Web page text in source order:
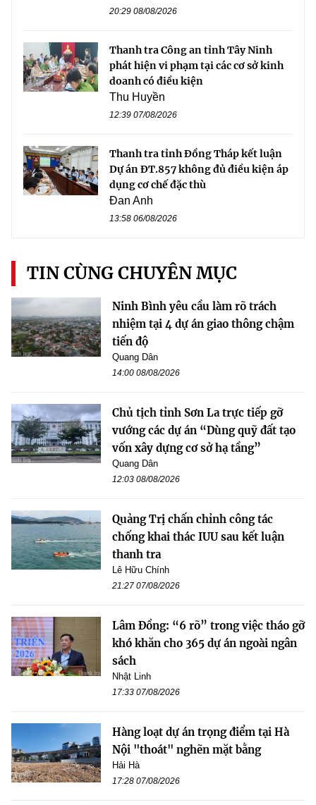
20:29 08/08/2026
Thanh tra Công an tỉnh Tây Ninh
phát hiện vi phạm tại các cơ sở kinh
doanh có điều kiện
Thu Huyền
12:39 07/08/2026
Thanh tra tỉnh Đồng Tháp kết luận
Dự án ĐT.857 không đủ điều kiện áp
dụng cơ chế đặc thù
Đan Anh
13:58 06/08/2026
TIN CÙNG CHUYÊN MỤC
Ninh Bình yêu cầu làm rõ trách
nhiệm tại 4 dự án giao thông chậm
tiến độ
Quang Dân
14:00 08/08/2026
Chủ tịch tỉnh Sơn La trực tiếp gỡ
vướng các dự án “Dùng quỹ đất tạo
vốn xây dựng cơ sở hạ tầng”
Quang Dân
12:03 08/08/2026
Quảng Trị chấn chỉnh công tác
chống khai thác IUU sau kết luận
thanh tra
Lê Hữu Chính
21:27 07/08/2026
Lâm Đồng: “6 rõ” trong việc tháo gỡ
khó khăn cho 365 dự án ngoài ngân
sách
Nhật Linh
17:33 07/08/2026
Hàng loạt dự án trọng điểm tại Hà
Nội "thoát" nghẽn mặt bằng
Hải Hà
17:28 07/08/2026